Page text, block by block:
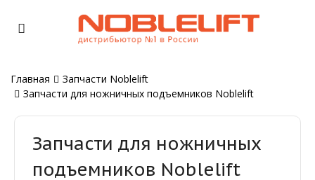
Главная
Запчасти Noblelift
Запчасти для ножничных подъемников Noblelift
Запчасти для ножничных
подъемников Noblelift